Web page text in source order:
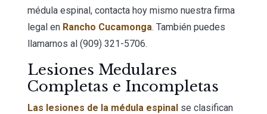
médula espinal, contacta hoy mismo nuestra firma
legal en Rancho Cucamonga. También puedes
llamarnos al (909) 321-5706.
Lesiones Medulares
Completas e Incompletas
Las lesiones de la médula espinal se clasifican